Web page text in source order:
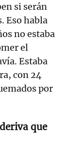
si serán
Eso habla
no estaba
el
Estaba
con 24
por
que